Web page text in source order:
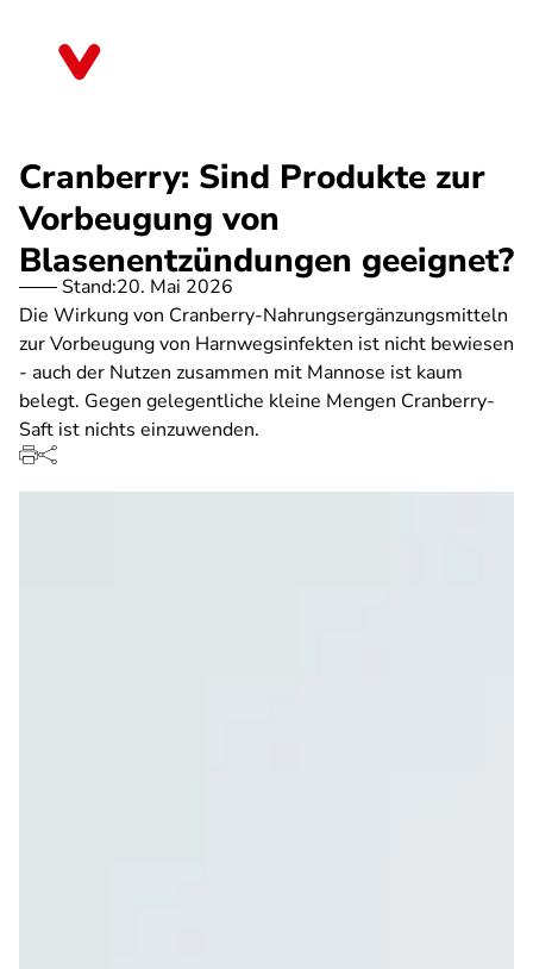
Cranberry: Sind Produkte zur
Vorbeugung von
Blasenentzündungen geeignet?
Stand:20. Mai 2026
Die Wirkung von Cranberry-Nahrungsergänzungsmitteln
zur Vorbeugung von Harnwegsinfekten ist nicht bewiesen
- auch der Nutzen zusammen mit Mannose ist kaum
belegt. Gegen gelegentliche kleine Mengen Cranberry-
Saft ist nichts einzuwenden.